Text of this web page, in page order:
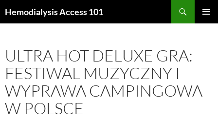
toHemodialysis Access 101
ULTRA HOT DELUXE GRA:
FESTIWAL MUZYCZNY I
WYPRAWA CAMPINGOWA
W POLSCE